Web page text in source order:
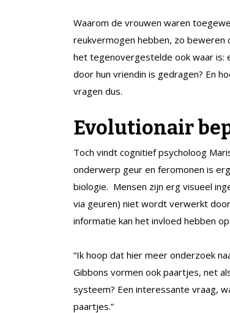
Waarom de vrouwen waren
reukvermogen hebben, zo
het tegenovergestelde ook waar is:
door hun vriendin is gedragen? En
vragen dus.
Evolutionair
Toch vindt cognitief psycholoog
onderwerp geur en feromonen is
biologie. Mensen zijn erg visueel
via geuren) niet wordt verwerkt
informatie kan het invloed hebben
“Ik hoop dat hier meer onderzoek
Gibbons vormen ook paartjes, net
systeem? Een interessante vraag,
paartjes.”